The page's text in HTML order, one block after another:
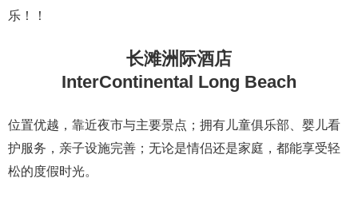
乐！！
长滩洲际酒店
InterContinental Long Beach
位置优越，靠近夜市与主要景点；拥有儿童俱乐部、婴儿看
护服务，亲子设施完善；无论是情侣还是家庭，都能享受轻
松的度假时光。